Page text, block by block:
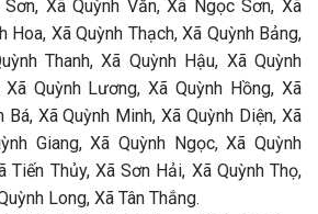
Sơn, Xã Quỳnh Văn, Xã Ngọc Sơn, Xã
Hoa, Xã Quỳnh Thạch, Xã Quỳnh Bảng,
Thanh, Xã Quỳnh Hậu, Xã Quỳnh
Quỳnh Lương, Xã Quỳnh Hồng, Xã
Bá, Xã Quỳnh Minh, Xã Quỳnh Diện, Xã
Giang, Xã Quỳnh Ngọc, Xã Quỳnh
Tiến Thủy, Xã Sơn Hải, Xã Quỳnh Thọ,
Long, Xã Tân Thắng.